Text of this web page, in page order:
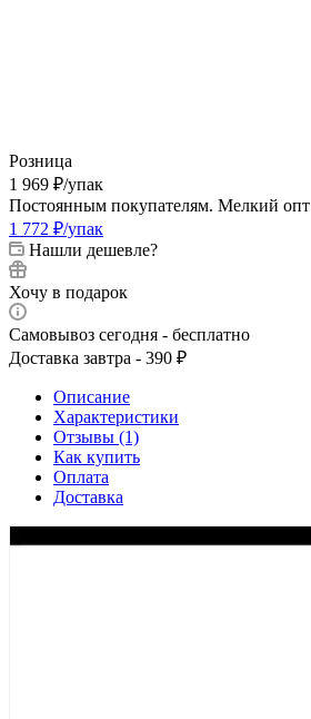
Розница
1 969 ₽/упак
Постоянным покупателям. Мелкий опт
1 772 ₽/упак
Нашли дешевле?
Хочу в подарок
Самовывоз сегодня - бесплатно
Доставка завтра - 390 ₽
Описание
Характеристики
Отзывы (1)
Как купить
Оплата
Доставка